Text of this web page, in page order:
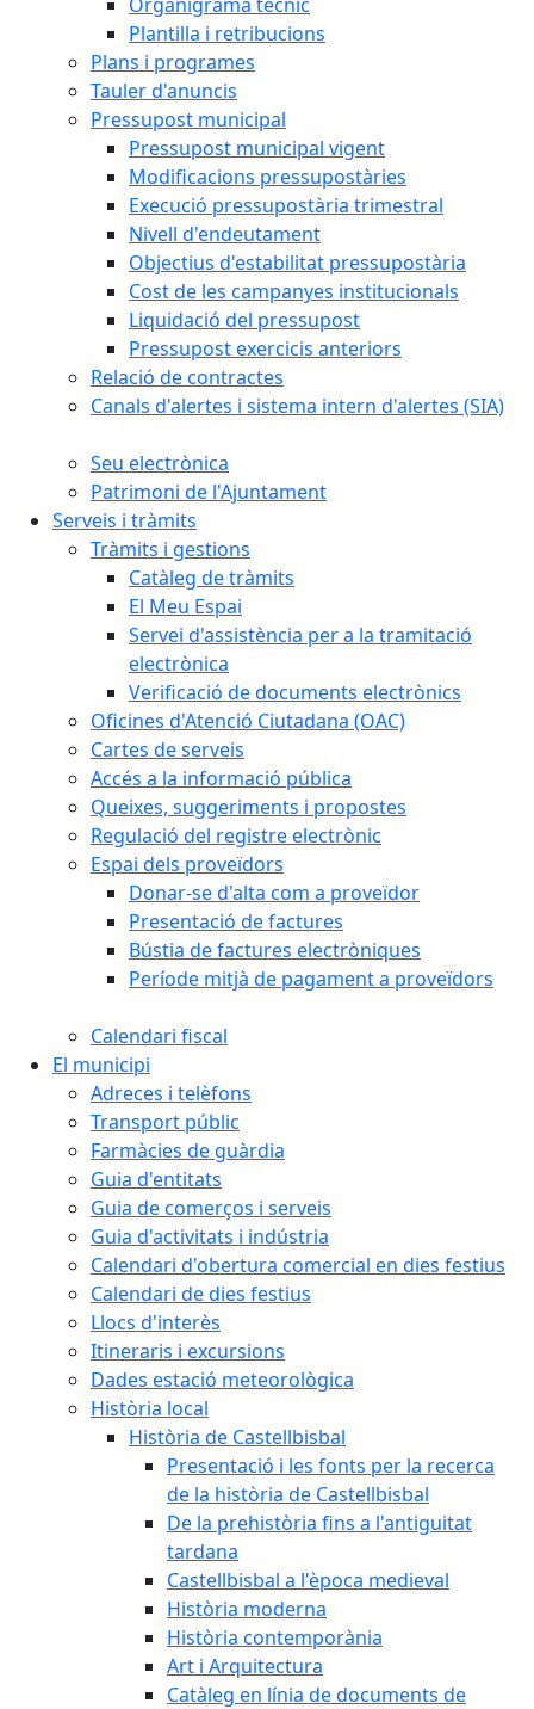
Plantilla i retribucions
Plans i programes
Tauler d'anuncis
Pressupost municipal
Pressupost municipal vigent
Modificacions pressupostàries
Execució pressupostària trimestral
Nivell d'endeutament
Objectius d'estabilitat pressupostària
Cost de les campanyes institucionals
Liquidació del pressupost
Pressupost exercicis anteriors
Relació de contractes
Canals d'alertes i sistema intern d'alertes (SIA)
Seu electrònica
Patrimoni de l'Ajuntament
Serveis i tràmits
Tràmits i gestions
Catàleg de tràmits
El Meu Espai
Servei d'assistència per a la tramitació
electrònica
Verificació de documents electrònics
Oficines d'Atenció Ciutadana (OAC)
Cartes de serveis
Accés a la informació pública
Queixes, suggeriments i propostes
Regulació del registre electrònic
Espai dels proveïdors
Donar-se d'alta com a proveïdor
Presentació de factures
Bústia de factures electròniques
Període mitjà de pagament a proveïdors
Calendari fiscal
El municipi
Adreces i telèfons
Transport públic
Farmàcies de guàrdia
Guia d'entitats
Guia de comerços i serveis
Guia d'activitats i indústria
Calendari d'obertura comercial en dies festius
Calendari de dies festius
Llocs d'interès
Itineraris i excursions
Dades estació meteorològica
Història local
Història de Castellbisbal
Presentació i les fonts per la recerca
de la història de Castellbisbal
De la prehistòria fins a l'antiguitat
tardana
Castellbisbal a l'època medieval
Història moderna
Història contemporània
Art i Arquitectura
Catàleg en línia de documents de